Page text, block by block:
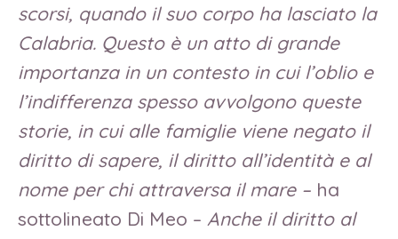
scorsi, quando il suo corpo ha lasciato la
Calabria. Questo è un atto di grande
importanza in un contesto in cui l’oblio e
l’indifferenza spesso avvolgono queste
storie, in cui alle famiglie viene negato il
diritto di sapere, il diritto all’identità e al
nome per chi attraversa il mare – ha
sottolineato Di Meo – Anche il diritto al